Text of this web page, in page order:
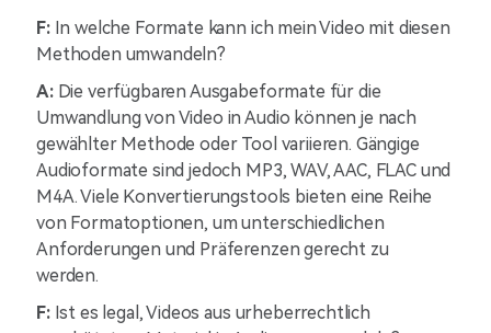
F: In welche Formate kann ich mein Video mit diesen
Methoden umwandeln?
A: Die verfügbaren Ausgabeformate für die
Umwandlung von Video in Audio können je nach
gewählter Methode oder Tool variieren. Gängige
Audioformate sind jedoch MP3, WAV, AAC, FLAC und
M4A. Viele Konvertierungstools bieten eine Reihe
von Formatoptionen, um unterschiedlichen
Anforderungen und Präferenzen gerecht zu
werden.
F:Ist es legal, Videos aus urheberrechtlich